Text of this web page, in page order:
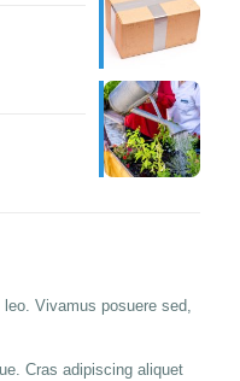
Vivamus posuere sed,
Cras adipiscing aliquet